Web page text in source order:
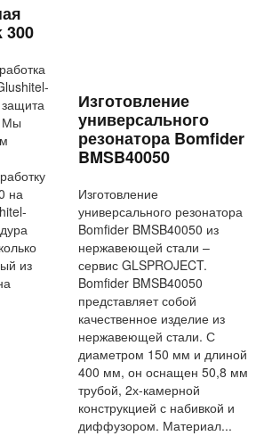
300
Мы
на
из
Изготовление
универсального
резонатора Bomfider
BMSB40050
Изготовление
универсального резонатора
Bomfider BMSB40050 из
нержавеющей стали –
сервис GLSPROJECT.
Bomfider BMSB40050
представляет собой
качественное изделие из
нержавеющей стали. С
диаметром 150 мм и длиной
400 мм, он оснащен 50,8 мм
трубой, 2х-камерной
конструкцией с набивкой и
диффузором. Материал...